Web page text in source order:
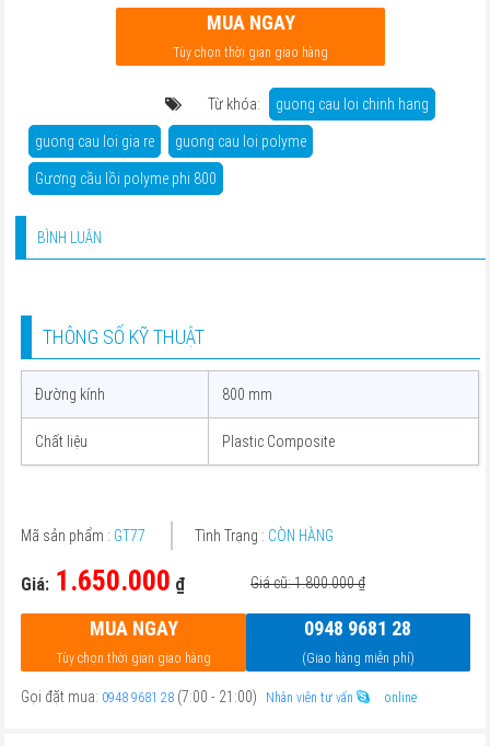
MUA NGAY
Tùy chọn thời gian giao hàng
Từ khóa: guong cau loi chinh hang
guong cau loi gia re guong cau loi polyme
Gương cầu lồi polyme phi 800
BÌNH LUẬN
THÔNG SỐ KỸ THUẬT
Đường kính 800 mm
Chất liệu Plastic Composite
Mã sản phẩm : GT77 Tình Trạng : CÒN HÀNG
Giá: 1.650.000 ₫ Giá cũ: 1.800.000₫
MUA NGAY
Tùy chọn thời gian giao hàng
0948 9681 28
(Giao hàng miễn phí)
Gọi đặt mua: 0948 9681 28 (7:00 - 21:00) Nhân viên tư vấn online